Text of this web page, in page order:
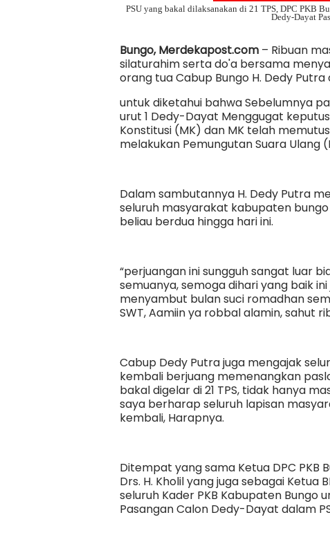
PSU yang bakal dilaksanakan di 21 TPS, DPC PKB
Dedy-Dayat
Bungo, Merdekapost.com – Ribuan
silaturahim serta do'a bersama
orang tua Cabup Bungo H. Dedy Putra
untuk diketahui bahwa Sebelumnya
urut 1 Dedy-Dayat Menggugat
Konstitusi (MK) dan MK telah
melakukan Pemungutan Suara Ulang
Dalam sambutannya H. Dedy Putra
seluruh masyarakat kabupaten
beliau berdua hingga hari ini.
“perjuangan ini sungguh sangat luar
semuanya, semoga dihari yang baik
menyambut bulan suci romadhan
SWT, Aamiin ya robbal alamin, sahut
Cabup Dedy Putra juga mengajak
kembali berjuang memenangkan
bakal digelar di 21 TPS, tidak hanya
saya berharap seluruh lapisan
kembali, Harapnya.
Ditempat yang sama Ketua DPC PKB
Drs. H. Kholil yang juga sebagai Ketua
seluruh Kader PKB Kabupaten
Pasangan Calon Dedy-Dayat dalam